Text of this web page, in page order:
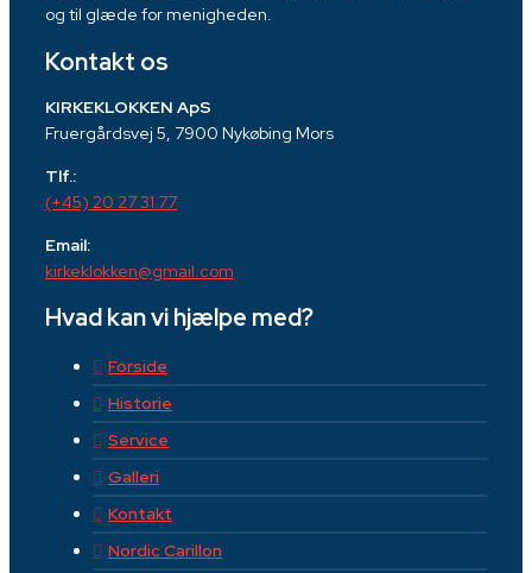
og til glæde for menigheden.
Kontakt os
KIRKEKLOKKEN ApS
Fruergårdsvej 5, 7900 Nykøbing Mors
Tlf.:
(+45) 20 27 31 77
Email:
kirkeklokken@gmail.com
Hvad kan vi hjælpe med?
Forside
Historie
Service
Galleri
Kontakt
Nordic Carillon